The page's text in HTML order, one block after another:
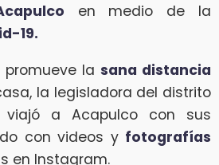
en medio de la
19.
la sana distancia
la legisladora del distrito
a Acapulco con sus
con videos y fotografías
en Instagram.